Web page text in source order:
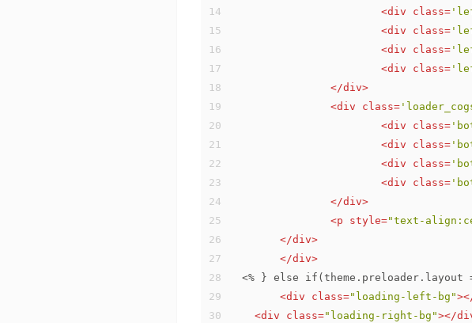
14
15
16
17
18
19
20
21
22
23
24
25
26
27
28
29
30
<div class=
<div class=
<div class=
<div class=
</div>
<div class=
<div class=
<div class=
<div class=
<div class=
</div>
<p style="text-
</div>
</div>
<% } else if(theme.preloader.layout
<div class="loading-left-bg">
<div class="loading-right-bg"></